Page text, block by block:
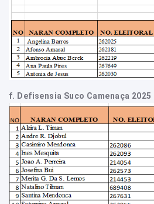
f. Defisensia Suco Camenaça 2025